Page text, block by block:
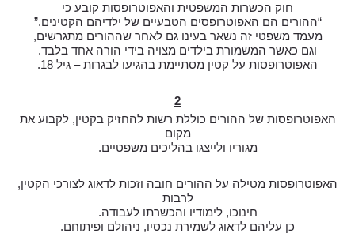
חוק הכשרות המשפטית והאפוטרופסות קובע כי
“ההורים הם האפוטרופסים הטבעיים של ילדיהם הקטינים.”
מעמד משפטי זה נשאר בעינו גם לאחר שההורים מתגרשים,
וגם כאשר המשמורת בילדים מצויה בידי הורה אחד בלבד.
האפוטרופסות על קטין מסתיימת בהגיעו לבגרות – גיל 18.
2
האפוטרופסות של ההורים כוללת רשות להחזיק בקטין, לקבוע את
מקום
מגוריו ולייצגו בהליכים משפטיים.
האפוטרופסות מטילה על ההורים חובה וזכות לדאוג לצורכי הקטין,
לרבות
חינוכו, לימודיו והכשרתו לעבודה.
כן עליהם לדאוג לשמירת נכסיו, ניהולם ופיתוחם.